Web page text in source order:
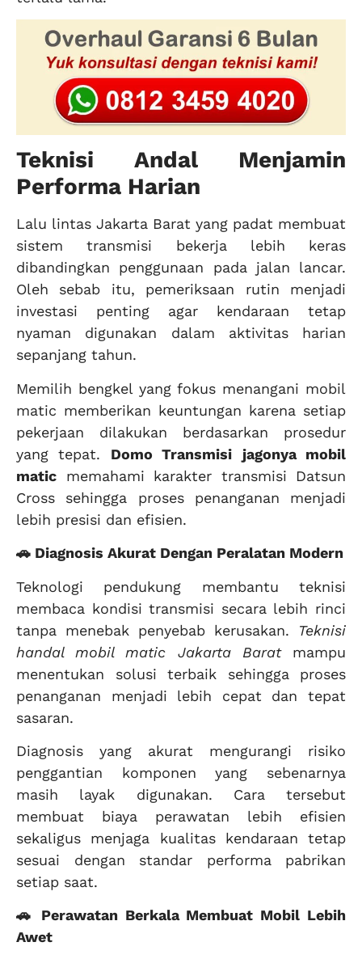
Teknisi Andal Menjamin
Performa Harian
Lalu lintas Jakarta Barat yang padat membuat
sistem transmisi bekerja lebih keras
dibandingkan penggunaan pada jalan lancar.
Oleh sebab itu, pemeriksaan rutin menjadi
investasi penting agar kendaraan tetap
nyaman digunakan dalam aktivitas harian
sepanjang tahun.
Memilih bengkel yang fokus menangani mobil
matic memberikan keuntungan karena setiap
pekerjaan dilakukan berdasarkan prosedur
yang tepat. Domo Transmisi
jagonya mobil
matic memahami karakter transmisi Datsun
Cross sehingga proses penanganan menjadi
lebih presisi dan efisien.
🚗 Diagnosis Akurat Dengan Peralatan Modern
Teknologi pendukung membantu teknisi
membaca kondisi transmisi secara lebih rinci
tanpa menebak penyebab kerusakan. Teknisi
handal mobil matic Jakarta Baratmampu
menentukan solusi terbaik sehingga proses
penanganan menjadi lebih cepat dan tepat
sasaran.
Diagnosis yang akurat mengurangi risiko
penggantian komponen yang sebenarnya
masih layak digunakan. Cara tersebut
membuat biaya perawatan lebih efisien
sekaligus menjaga kualitas kendaraan tetap
sesuai dengan standar performa pabrikan
setiap saat.
🚗 Perawatan Berkala Membuat Mobil Lebih
Awet